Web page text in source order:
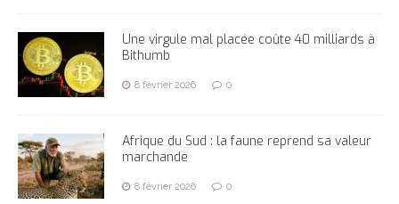
Une virgule mal placée coûte 40 milliards à
Bithumb
8 février 2026 0
Afrique du Sud : la faune reprend sa valeur
marchande
8 février 2026 0